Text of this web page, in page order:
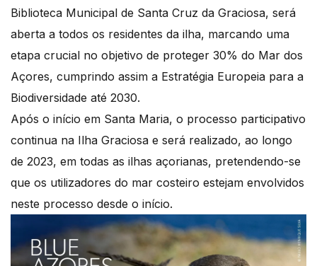
Biblioteca Municipal de Santa Cruz da Graciosa, será
aberta a todos os residentes da ilha, marcando uma
etapa crucial no objetivo de proteger 30% do Mar dos
Açores, cumprindo assim a Estratégia Europeia para a
Biodiversidade até 2030.
Após o início em Santa Maria, o processo participativo
continua na Ilha Graciosa e será realizado, ao longo
de 2023, em todas as ilhas açorianas, pretendendo-se
que os utilizadores do mar costeiro estejam envolvidos
neste processo desde o início.